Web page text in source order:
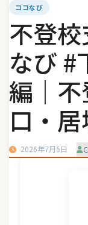
ココなび
不登
なび #
編｜
口・
2026年7月5日